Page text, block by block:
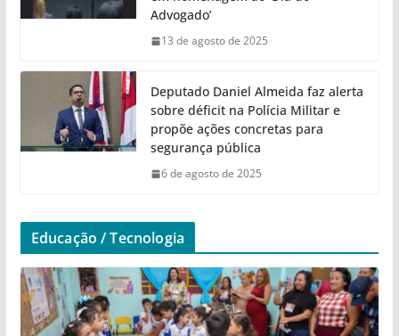
Advogado’
13 de agosto de 2025
Deputado Daniel Almeida faz alerta
sobre déficit na Polícia Militar e
propõe ações concretas para
segurança pública
6 de agosto de 2025
Educação / Tecnologia